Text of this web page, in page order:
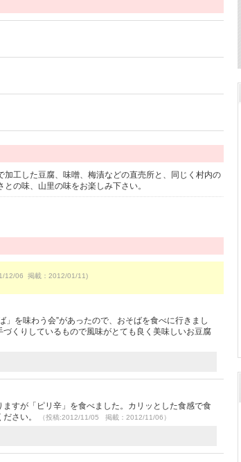
工した豆腐、味噌、梅漬などの直売所と、同じく村内の
の味、山里の味をお楽しみ下さい。
12/06 掲載：2012/01/11)
を味わう会”があったので、おそばを食べに行きまし
くりしているもので風味がとても良く美味しいお豆腐
すが「ピリ辛」を食べました。カリッとした食感で食
さい。
（投稿:2012/11/05 掲載：2012/11/06）